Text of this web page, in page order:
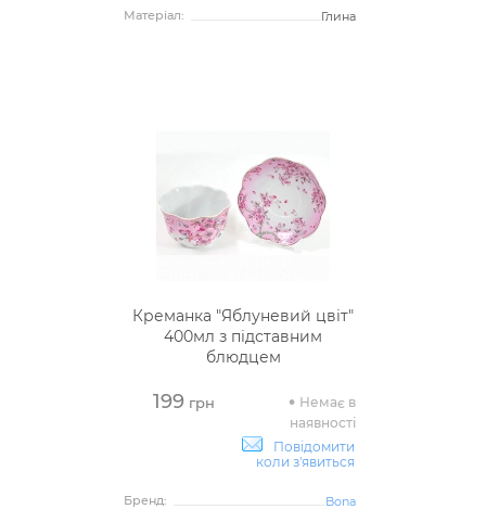
Матеріал:
Глина
Креманка "Яблуневий цвіт"
400мл з підставним
блюдцем
199грн
Немає в
наявності
Повідомити
коли з'явиться
Бренд:
Bona